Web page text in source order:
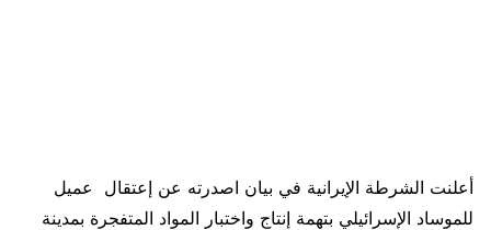
أعلنت الشرطة الإيرانية في بيان اصدرته عن إعتقال ​ عميل
للموساد الإسرائيلي بتهمة إنتاج واختبار المواد المتفجرة بمدينة